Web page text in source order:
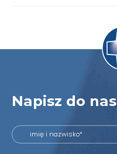
Napisz do nas